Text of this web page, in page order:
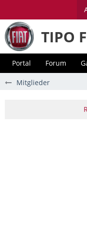
TIPO
Portal Forum
Mitglieder